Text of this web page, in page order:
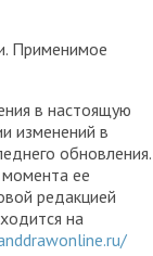
Применимое
в настоящую
изменений в
обновления.
момента ее
редакцией
на